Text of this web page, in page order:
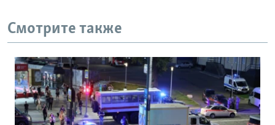
Смотрите также